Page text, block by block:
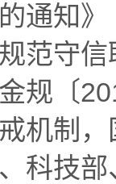
通知
范守
规〔
机制
科技